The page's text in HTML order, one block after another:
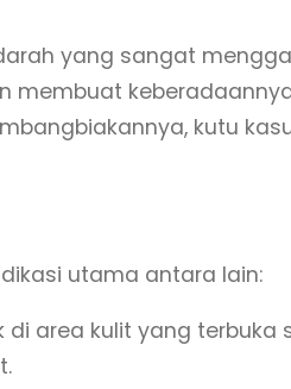
yang sangat
membuat
kutu
utama antara lain:
area kulit yang terbuka